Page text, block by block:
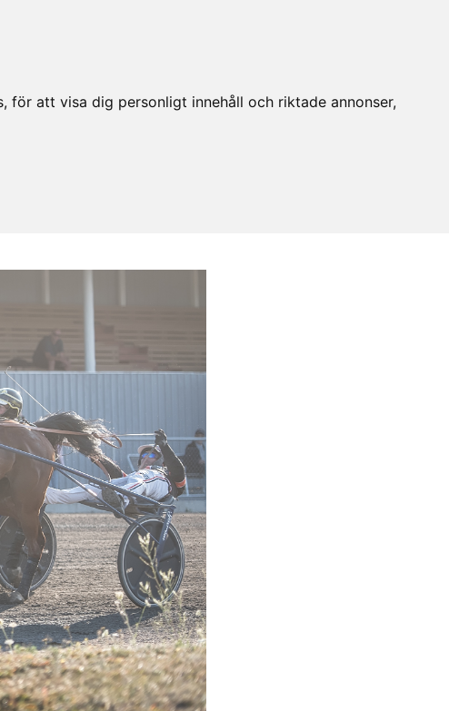
att visa dig personligt innehåll och riktade annonser,